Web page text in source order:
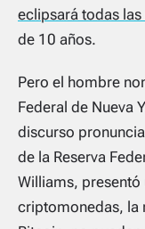
eclipsará todas
de 10 años.
Pero el hombre
Federal de Nueva
discurso
de la Reserva
Williams,
criptomonedas, la